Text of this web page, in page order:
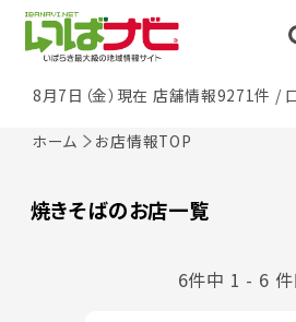
8月7日（金）現在 店舗情報9271件 /
ホーム お店情報TOP
焼きそばのお店一覧
6件中 1 - 6 件